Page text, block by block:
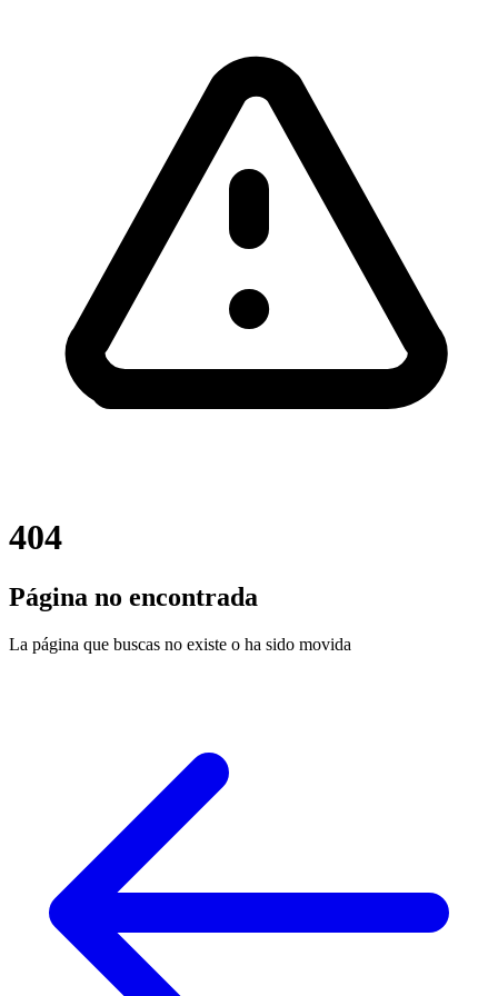
404
Página no encontrada
La página que buscas no existe o ha sido movida